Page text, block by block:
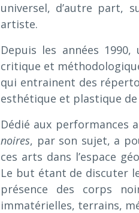
universel, d’autre part,
artiste.
Depuis les années
critique et
qui entrainent des
esthétique et plastique
Dédié aux performances
noires, par son sujet, a
ces arts dans l’espace
Le but étant de discuter
présence des corps
immatérielles, terrains,